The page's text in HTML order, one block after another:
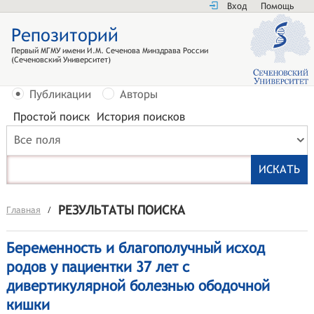
Вход Помощь
Репозиторий
Первый МГМУ имени И.М. Сеченова Минздрава России
(Сеченовский Университет)
Публикации
Авторы
Простой поиск История поисков
Все поля
Главная / РЕЗУЛЬТАТЫ ПОИСКА
Беременность и благополучный исход
родов у пациентки 37 лет с
дивертикулярной болезнью ободочной
кишки